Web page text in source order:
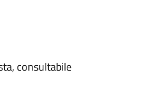
consultabile